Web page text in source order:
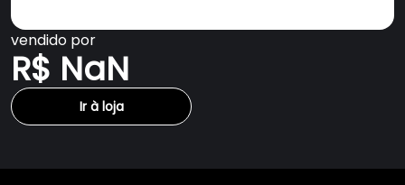
vendido por
R$ NaN
Ir à loja